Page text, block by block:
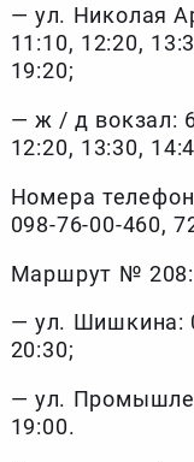
— ул. Николая
11:10, 12:20,
19:20;
— ж / д вокзал:
12:20, 13:30,
Номера
098-76-00-460,
Маршрут № 208:
— ул. Шишкина:
20:30;
— ул.
19:00.